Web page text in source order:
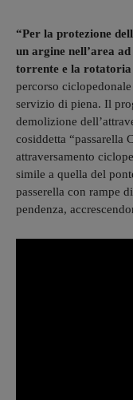
“Per la protezione
un argine nell’area
torrente e la rotatoria
percorso
servizio di piena. Il
demolizione
cosiddetta “passarella
attraversamento
simile a quella del
passerella con rampe
pendenza,